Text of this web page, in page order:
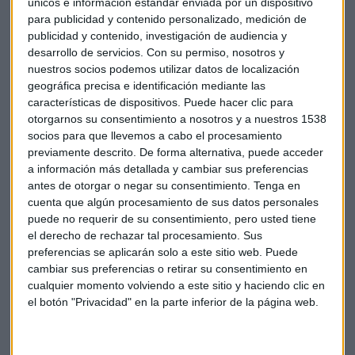
para publicidad y contenido personalizado, medición de
publicidad y contenido, investigación de audiencia y
desarrollo de servicios. Con su permiso, nosotros y
nuestros socios podemos utilizar datos de localización
geográfica precisa e identificación mediante las
características de dispositivos. Puede hacer clic para
otorgarnos su consentimiento a nosotros y a nuestros 1538
socios para que llevemos a cabo el procesamiento
previamente descrito. De forma alternativa, puede acceder
a información más detallada y cambiar sus preferencias
antes de otorgar o negar su consentimiento. Tenga en
cuenta que algún procesamiento de sus datos personales
puede no requerir de su consentimiento, pero usted tiene
el derecho de rechazar tal procesamiento. Sus
preferencias se aplicarán solo a este sitio web. Puede
cambiar sus preferencias o retirar su consentimiento en
cualquier momento volviendo a este sitio y haciendo clic en
el botón "Privacidad" en la parte inferior de la página web.
La mejor en la bolsa alemana es E.On (+7%) tras presentar
unos buenos resultados yAdidas con subidas de casi un
5%después de que su rival estadounidenseNikehaya
disparado sus ingresos en el tercer trimestre fiscal y haya
superado previsiones.
Lo ha hecho gracias al crecimiento de la venta por internet,
un 36%, que ha compensado la caída de ventas en China por
el virus. Sin embargo, la empresa no ha ofrecido previsiones
debido a la expansión de la pandemia. La compañía ha
cerrado ahora tiendas en Europa y los Estados Unidos
donde el virus se está propagando rápidamente. Las
acciones de Nike suben un 11% en el mercado fuera de hora.
Las aerolíneascalculan unas pérdidas de 250.000 millones
de dólares este año por la pandemia del coronavirus. Es más
del doble de lo que calcularon hasta unas semanas. Prevén